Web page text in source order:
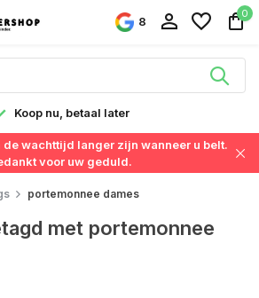
8
0
Koop nu, betaal later
de wachttijd langer zijn wanneer u belt.
voor uw geduld.
portemonnee dames
met portemonnee